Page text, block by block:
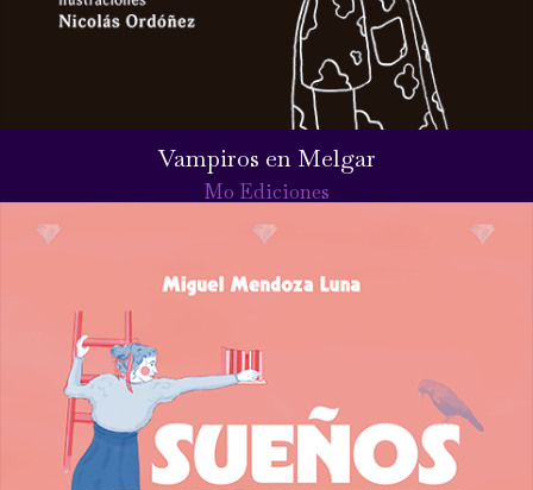
Vampiros en Melgar
Mo Ediciones